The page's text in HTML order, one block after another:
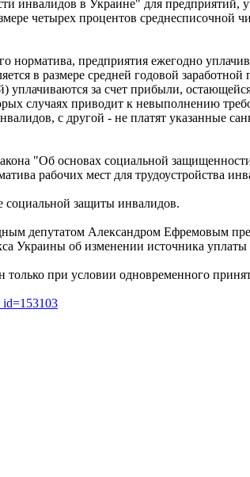
инвалидов в Украине" для
четырех процентов среднесписочной
норматива, предприятия ежегодно
в размере средней годовой
за счет прибыли,
случаях приводит к невыполнению
с другой - не платят указанные
"Об основах социальной
рабочих мест для трудоустройства
социальной защиты инвалидов.
депутатом Александром Ефремовым
Украины об изменении источника
при условии одновременного